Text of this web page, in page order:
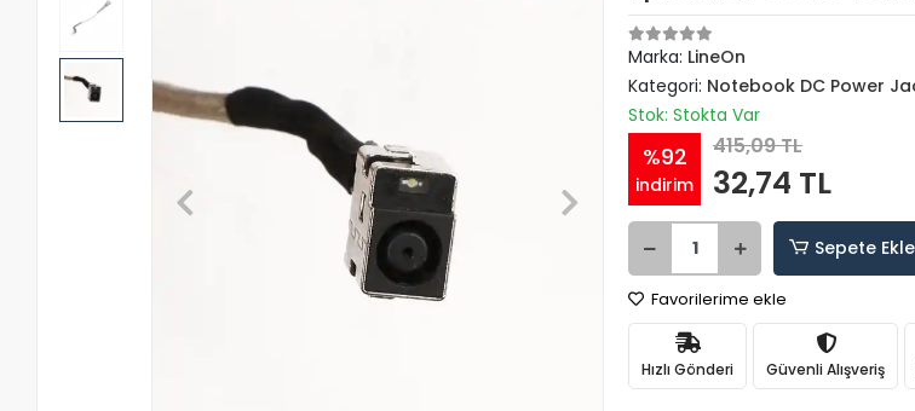
Marka: LineOn
Kategori: Notebook DC Power
Stok: Stokta Var
%92
indirim
415,09 TL
32,74 TL
Sepete Ekle
Favorilerime ekle
Hızlı Gönderi Güvenli Alışveriş